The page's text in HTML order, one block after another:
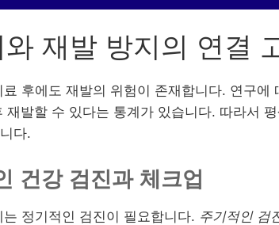
재발 방지의 연결
후에도 재발의 위험이 존재합니다. 연구에
재발할 수 있다는 통계가 있습니다. 따라서
다.
건강 검진과 체크업
정기적인 검진이 필요합니다. 주기적인 검